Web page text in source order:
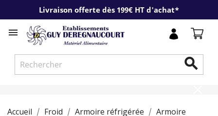
Livraison offerte dès 199€ HT d'achat*


Accueil Froid Armoire réfrigérée
Armoire